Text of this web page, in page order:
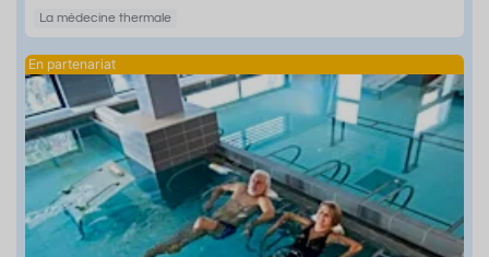
La médecine thermale